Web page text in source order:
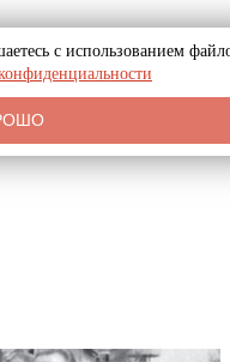
с использованием